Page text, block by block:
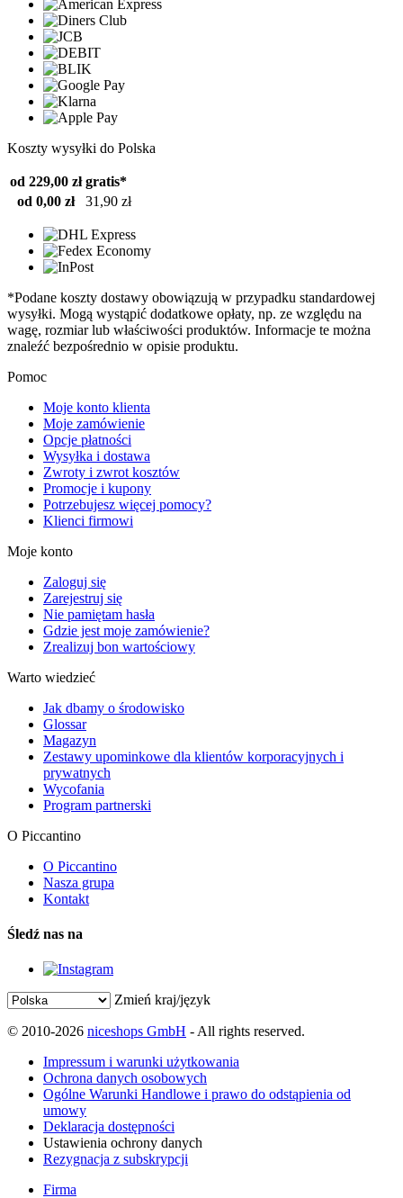
Koszty wysyłki do Polska
od 229,00 zł gratis*
od 0,00 zł
31,90 zł
*Podane koszty dostawy obowiązują w przypadku standardowej
wysyłki. Mogą wystąpić dodatkowe opłaty, np. ze względu na
wagę, rozmiar lub właściwości produktów. Informacje te można
znaleźć bezpośrednio w opisie produktu.
Pomoc
Moje konto klienta
Moje zamówienie
Opcje płatności
Wysyłka i dostawa
Zwroty i zwrot kosztów
Promocje i kupony
Potrzebujesz więcej pomocy?
Klienci firmowi
Moje konto
Zaloguj się
Zarejestruj się
Nie pamiętam hasła
Gdzie jest moje zamówienie?
Zrealizuj bon wartościowy
Warto wiedzieć
Jak dbamy o środowisko
Glossar
Magazyn
Zestawy upominkowe dla klientów korporacyjnych i
prywatnych
Wycofania
Program partnerski
O Piccantino
O Piccantino
Nasza grupa
Kontakt
Śledź nas na
Zmień kraj/język
© 2010-2026 niceshops GmbH - All rights reserved.
Impressum i warunki użytkowania
Ochrona danych osobowych
Ogólne Warunki Handlowe i prawo do odstąpienia od
umowy
Deklaracja dostępności
Ustawienia ochrony danych
Rezygnacja z subskrypcji
Firma